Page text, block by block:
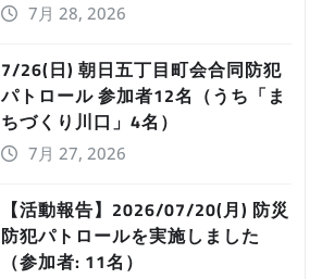
7月 28, 2026
7/26(日) 朝日五丁目町会合同防犯
パトロール 参加者12名（うち「ま
ちづくり川口」4名）
7月 27, 2026
【活動報告】2026/07/20(月) 防災
防犯パトロールを実施しました
（参加者: 11名）